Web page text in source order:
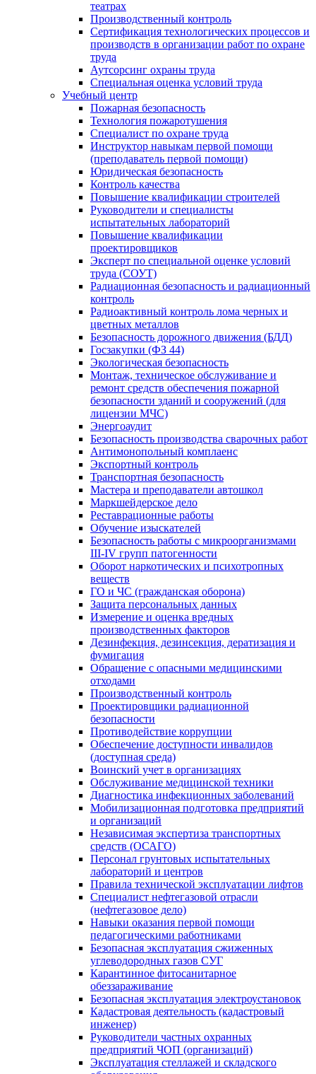
театрах
Производственный контроль
Сертификация технологических процессов и
производств в организации работ по охране
труда
Аутсорсинг охраны труда
Специальная оценка условий труда
Учебный центр
Пожарная безопасность
Технология пожаротушения
Специалист по охране труда
Инструктор навыкам первой помощи
(преподаватель первой помощи)
Юридическая безопасность
Контроль качества
Повышение квалификации строителей
Руководители и специалисты
испытательных лабораторий
Повышение квалификации
проектировщиков
Эксперт по специальной оценке условий
труда (СОУТ)
Радиационная безопасность и радиационный
контроль
Радиоактивный контроль лома черных и
цветных металлов
Безопасность дорожного движения (БДД)
Госзакупки (ФЗ 44)
Экологическая безопасность
Монтаж, техническое обслуживание и
ремонт средств обеспечения пожарной
безопасности зданий и сооружений (для
лицензии МЧС)
Энергоаудит
Безопасность производства сварочных работ
Антимонопольный комплаенс
Экспортный контроль
Транспортная безопасность
Мастера и преподаватели автошкол
Маркшейдерское дело
Реставрационные работы
Обучение изыскателей
Безопасность работы с микроорганизмами
III-IV групп патогенности
Оборот наркотических и психотропных
веществ
ГО и ЧС (гражданская оборона)
Защита персональных данных
Измерение и оценка вредных
производственных факторов
Дезинфекция, дезинсекция, дератизация и
фумигация
Обращение с опасными медицинскими
отходами
Производственный контроль
Проектировщики радиационной
безопасности
Противодействие коррупции
Обеспечение доступности инвалидов
(доступная среда)
Воинский учет в организациях
Обслуживание медицинской техники
Диагностика инфекционных заболеваний
Мобилизационная подготовка предприятий
и организаций
Независимая экспертиза транспортных
средств (ОСАГО)
Персонал грунтовых испытательных
лабораторий и центров
Правила технической эксплуатации лифтов
Специалист нефтегазовой отрасли
(нефтегазовое дело)
Навыки оказания первой помощи
педагогическими работниками
Безопасная эксплуатация сжиженных
углеводородных газов СУГ
Карантинное фитосанитарное
обеззараживание
Безопасная эксплуатация электроустановок
Кадастровая деятельность (кадастровый
инженер)
Руководители частных охранных
предприятий ЧОП (организаций)
Эксплуатация стеллажей и складского